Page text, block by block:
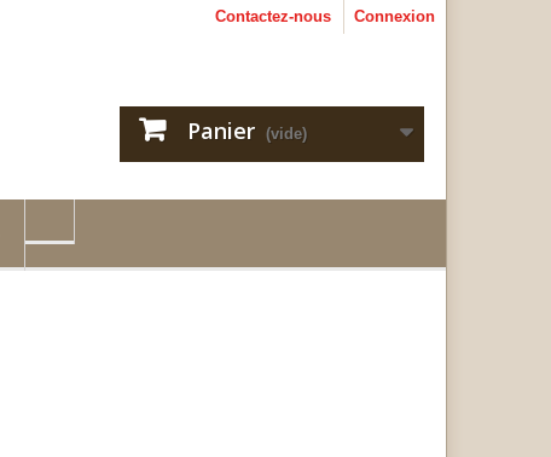
Connexion
Contactez-nous
Panier (vide)